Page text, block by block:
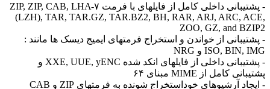
- پشتیبانی داخلی کامل از فایلهای با فرمت ۷-ZIP, ZIP, CAB, LHA
(LZH), TAR, TAR.GZ, TAR.BZ2, BH, RAR, ARJ, ARC, ACE,
ZOO, GZ, and BZIP2
- پشتیبانی از خواندن و استخراج فرمتهای ایمیج دیسک ها مانند :
ISO, BIN, IMG و NRG
- پشتیبانی داخلی از فایلهای انکد شده XXE, UUE, yENC و
پشتیبانی کامل از MIME مبنای ۶۴
- ایجاد آرشیوهای خوداستخراج شونده به فرمتهای ZIP و CAB